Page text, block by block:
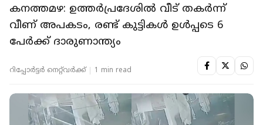
കനത്തമഴ: ഉത്തര്‍പ്രദേശില്‍ വീട് തകര്‍ന്ന്
വീണ് അപകടം, രണ്ട് കുട്ടികള്‍ ഉള്‍പ്പടെ 6
പേര്‍ക്ക് ദാരുണാന്ത്യം
റിപ്പോർട്ടർ നെറ്റ്‌വര്‍ക്ക്‌ 1 min read